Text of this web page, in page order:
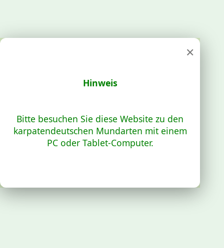
×
Hinweis
Bitte besuchen Sie diese Website zu den
karpatendeutschen Mundarten mit einem
PC oder Tablet-Computer.